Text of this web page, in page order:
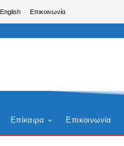
English Επικοινωνία
Επίκαιρα Επικοινωνία